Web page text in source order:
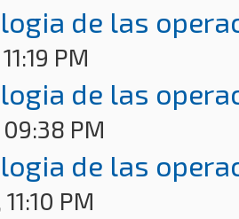
de las
PM
de las
PM
de las
PM